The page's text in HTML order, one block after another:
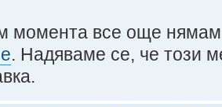
момента все още
. Надяваме се, че този